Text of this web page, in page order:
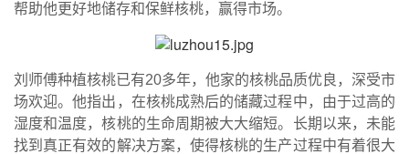
帮助他更好地储存和保鲜核桃，赢得市场。
刘师傅种植核桃已有20多年，他家的核桃品质优良，深受市
场欢迎。他指出，在核桃成熟后的储藏过程中，由于过高的
湿度和温度，核桃的生命周期被大大缩短。长期以来，未能
找到真正有效的解决方案，使得核桃的生产过程中有着很大